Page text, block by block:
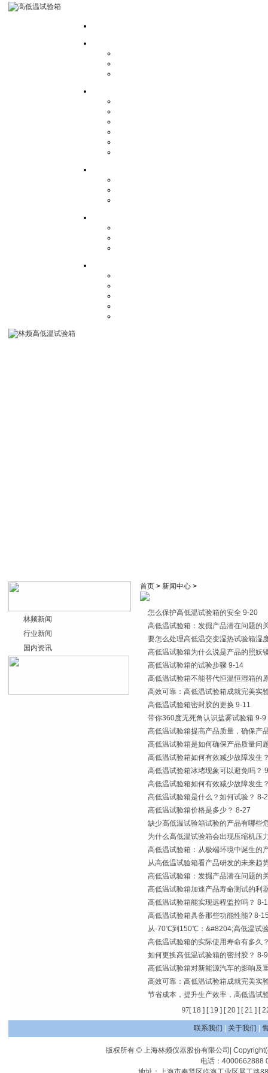
林频新闻
行业新闻
国内资讯
首页 > 新闻中心 >
怎么保护高低温试验箱的安全 9-20
高低温试验箱：发掘产品潜在问题的
要怎么处理高低温交变湿热试验箱湿
高低温试验箱为什么说是产品的照妖
高低温试验箱的试验步骤 9-14
高低温试验箱不能替代恒温恒湿箱的
高效可靠：高低温试验箱成就完美实
高低温试验箱密封胶的更换 9-11
带你360度无死角认识盐雾试验箱 9-9
高低温试验箱提高产品质量，确保产
高低温试验箱是如何确保产品质量问
高低温试验箱如何有效减少故障发生
高低温试验箱冰堵现象可以避免吗？
高低温试验箱如何有效减少故障发生
高低温试验箱是什么？如何试验？ 8-
高低温试验箱价格是多少？ 8-27
缺少高低温试验箱试验的产品有哪些
为什么高低温试验箱会出现压缩机压
高低温试验箱：从极端环境中诞生的
从高低温试验箱看产品研发的未来趋
高低温试验箱：发掘产品潜在问题的
高低温试验箱加速产品寿命测试的利
高低温试验箱能实现远程监控吗？ 8-
高低温试验箱具备那些功能性能? 8-
从-70℃到150℃：&#8204;高低温试
高低温试验箱的实际使用寿命有多久
如何更换高低温试验箱的密封胶？ 8-9
高低温试验箱对新能源汽车的影响及
高效可靠：高低温试验箱成就完美实
节省成本，提升生产效率，高低温试
97[ 18 ] [ 19 ] [ 20 ] [ 21 ] [
联系我们 关于我们
版权所有 © 上海林频仪器股份有限公司|
电话：4000662888